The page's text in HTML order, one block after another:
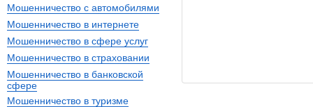
Мошенничество с автомобилями
Мошенничество в интернете
Мошенничество в сфере услуг
Мошенничество в страховании
Мошенничество в банковской
сфере
Мошенничество в туризме